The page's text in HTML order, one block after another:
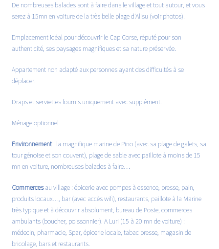
De nombreuses balades sont à faire dans le village et tout autour, et vous
serez à 15mn en voiture de la très belle plage d’Alisu (voir photos).
Emplacement idéal pour découvrir le Cap Corse, réputé pour son
authenticité, ses paysages magnifiques et sa nature préservée.
Appartement non adapté aux personnes ayant des difficultés à se
déplacer.
Draps et serviettes fournis uniquement avec supplément.
Ménage optionnel
Environnement: la magnifique marine de Pino (avec sa plage de galets, sa
tour génoise et son couvent), plage de sable avec paillote à moins de 15
mn en voiture, nombreuses balades à faire…
Commercesau village : épicerie avec pompes à essence, presse, pain,
produits locaux…, bar (avec accès wifi), restaurants, paillote à la Marine
très typique et à découvrir absolument, bureau de Poste, commerces
ambulants (boucher, poissonnier). A Luri (15 à 20 mn de voiture) :
médecin, pharmacie, Spar, épicerie locale, tabac presse, magasin de
bricolage, bars et restaurants.